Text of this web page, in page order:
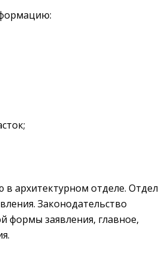
архитектурном отделе. Отдел
Законодательство
формы заявления, главное,